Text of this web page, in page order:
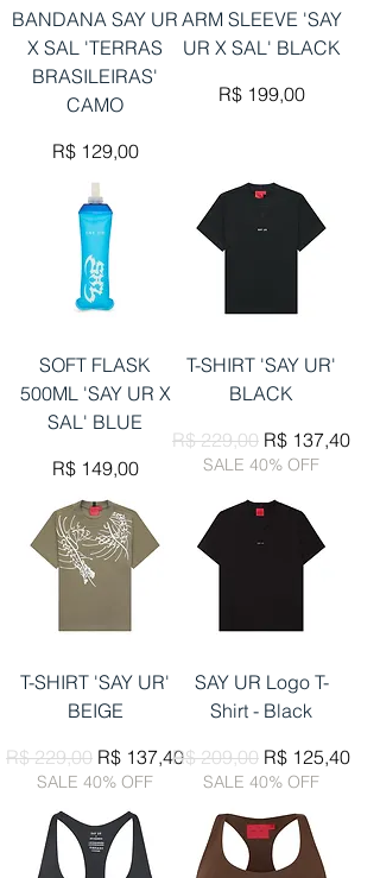
BANDANA SAY UR
X SAL 'TERRAS
BRASILEIRAS'
CAMO
Preço
R$ 129,00
ARM SLEEVE 'SAY
UR X SAL' BLACK
Preço
R$ 199,00
SOFT FLASK
500ML 'SAY UR X
SAL' BLUE
Preço
R$ 149,00
T-SHIRT 'SAY UR'
BLACK
Preço normal
R$ 229,00 Preço
R$ 137,40
SALE 40% OFF
T-SHIRT 'SAY UR'
BEIGE
Preço normal
R$ 229,00 Preço promocional
R$ 137,40
SALE 40% OFF
SAY UR Logo T-
Shirt - Black
Preço normal
R$ 209,00 Preço
R$ 125,40
SALE 40% OFF